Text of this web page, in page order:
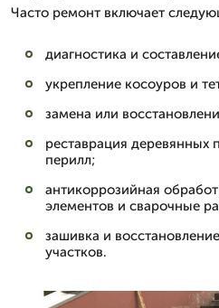
Часто ремонт включает
диагностика и
укрепление косоуров и
замена или
реставрация
перилл;
антикоррозийная
элементов и сварочные
зашивка и
участков.